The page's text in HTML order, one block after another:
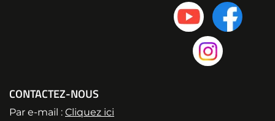
CONTACTEZ-NOUS
Par e-mail : Cliquez ici